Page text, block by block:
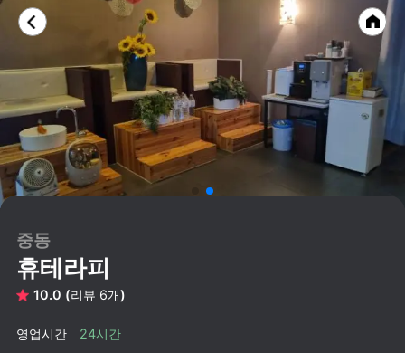
중동
휴테라피
10.0 (리뷰 6개)
영업시간 24시간